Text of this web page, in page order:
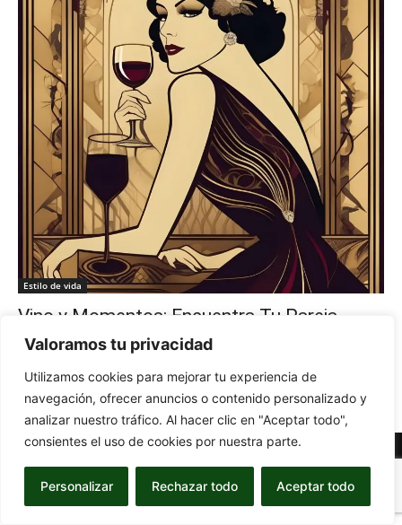
Valoramos tu privacidad
Utilizamos cookies para mejorar tu experiencia de
navegación, ofrecer anuncios o contenido personalizado y
analizar nuestro tráfico. Al hacer clic en "Aceptar todo",
consientes el uso de cookies por nuestra parte.
Personalizar Rechazar todo Aceptar todo
Estilo de vida
Vino y Momentos: Encuentra Tu Pareja
Perfecta